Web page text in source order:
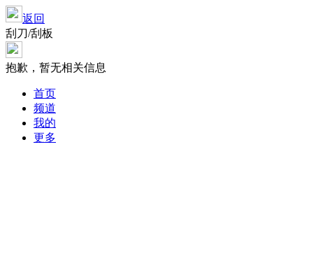
返回
刮刀/刮板
抱歉，暂无相关信息
首页
频道
我的
更多